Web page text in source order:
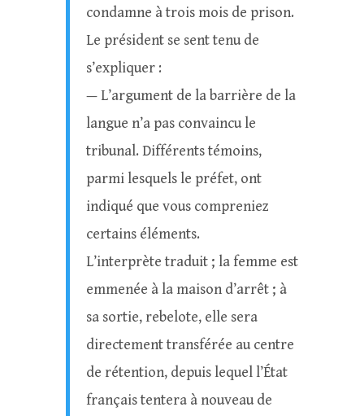
condamne à trois mois de prison.
Le président se sent tenu de
s’expliquer :
— L’argument de la barrière de la
langue n’a pas convaincu le
tribunal. Différents témoins,
parmi lesquels le préfet, ont
indiqué que vous compreniez
certains éléments.
L’interprète traduit ; la femme est
emmenée à la maison d’arrêt ; à
sa sortie, rebelote, elle sera
directement transférée au centre
de rétention, depuis lequel l’État
français tentera à nouveau de